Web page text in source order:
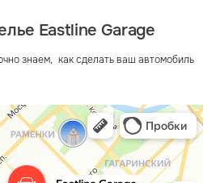
Eastline Garage
знаем, как сделать ваш автомобиль